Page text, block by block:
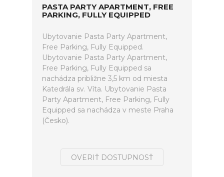
PASTA PARTY APARTMENT, FREE
PARKING, FULLY EQUIPPED
Ubytovanie Pasta Party Apartment,
Free Parking, Fully Equipped.
Ubytovanie Pasta Party Apartment,
Free Parking, Fully Equipped sa
nachádza približne 3,5 km od miesta
Katedrála sv. Víta. Ubytovanie Pasta
Party Apartment, Free Parking, Fully
Equipped sa nachádza v meste Praha
(Česko).
OVERIŤ DOSTUPNOSŤ